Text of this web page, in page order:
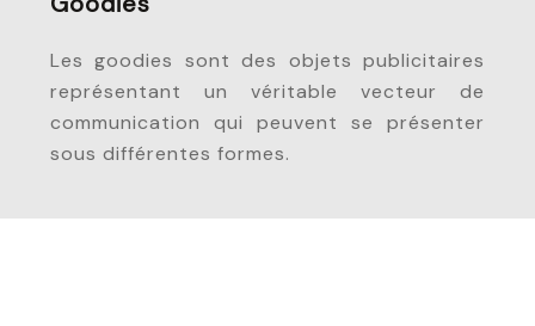
Les goodies sont des objets publicitaires
représentant un véritable vecteur de
communication qui peuvent se présenter
sous différentes formes.